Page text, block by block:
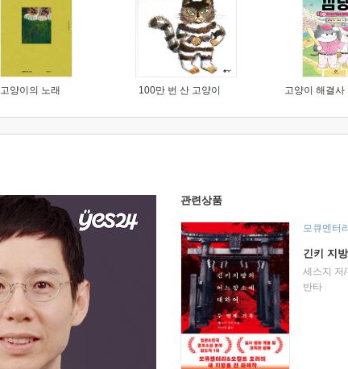
고양이의 노래 100만 번 산 고양이 고양이 해결사
관련상품
모큐멘터
긴키 지
세스지 저
반타